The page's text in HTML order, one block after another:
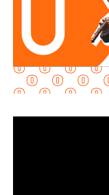
separar el agua
etapas de
distribución.